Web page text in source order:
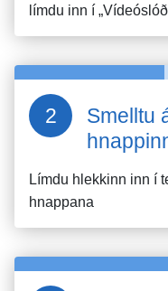
límdu inn í
Smelltu
Límdu hlekkinn inn í
hnappana